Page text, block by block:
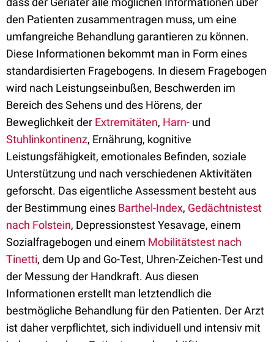
den Patienten zusammentragen muss, um eine
umfangreiche Behandlung garantieren zu können.
Diese Informationen bekommt man in Form eines
standardisierten Fragebogens. In diesem Fragebogen
wird nach Leistungseinbußen, Beschwerden im
Bereich des Sehens und des Hörens, der
Beweglichkeit der Extremitäten, Harn- und
Stuhlinkontinenz, Ernährung, kognitive
Leistungsfähigkeit, emotionales Befinden, soziale
Unterstützung und nach verschiedenen Aktivitäten
geforscht. Das eigentliche Assessment besteht aus
der Bestimmung eines Barthel-Index, Gedächtnistest
nach Folstein, Depressionstest Yesavage, einem
Sozialfragebogen und einem Mobilitätstest nach
Tinetti, dem Up and Go-Test, Uhren-Zeichen-Test und
der Messung der Handkraft. Aus diesen
Informationen erstellt man letztendlich die
bestmögliche Behandlung für den Patienten. Der Arzt
ist daher verpflichtet, sich individuell und intensiv mit